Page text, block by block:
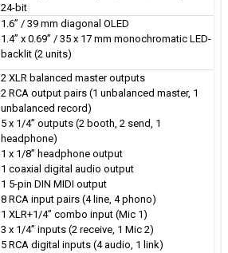
24-bit
1.6” / 39 mm diagonal OLED
1.4” x 0.69” / 35 x 17 mm monochromatic LED-
backlit (2 units)
2 XLR balanced master outputs
2 RCA output pairs (1 unbalanced master, 1
unbalanced record)
5 x 1/4” outputs (2 booth, 2 send, 1
headphone)
1 x 1/8” headphone output
1 coaxial digital audio output
1 5-pin DIN MIDI output
8 RCA input pairs (4 line, 4 phono)
1 XLR+1/4” combo input (Mic 1)
3 x 1/4” inputs (2 receive, 1 Mic 2)
5 RCA digital inputs (4 audio, 1 link)